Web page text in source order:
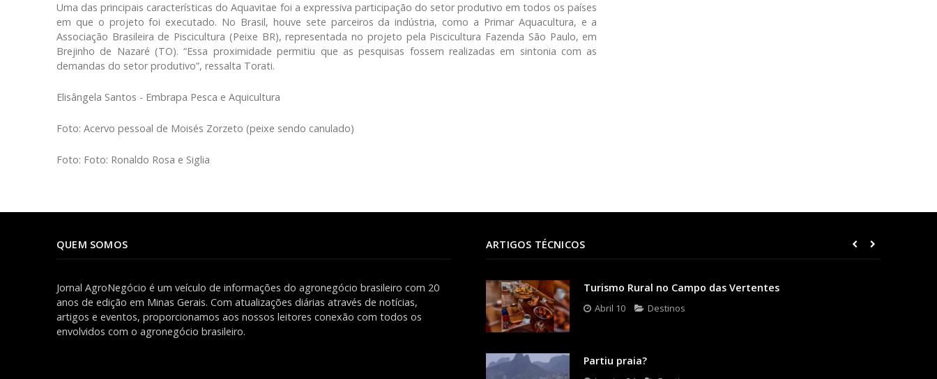
Uma das principais características do Aquavitae foi a expressiva participação do setor produtivo em todos os países
em que o projeto foi executado. No Brasil, houve sete parceiros da indústria, como a Primar Aquacultura, e a
Associação Brasileira de Piscicultura (Peixe BR), representada no projeto pela Piscicultura Fazenda São Paulo, em
Brejinho de Nazaré (TO). “Essa proximidade permitiu que as pesquisas fossem realizadas em sintonia com as
demandas do setor produtivo”, ressalta Torati.
Elisângela Santos - Embrapa Pesca e Aquicultura
Foto: Acervo pessoal de Moisés Zorzeto (peixe sendo canulado)
Foto: Foto: Ronaldo Rosa e Siglia
QUEM SOMOS
Jornal AgroNegócio é um veículo de informações do agronegócio brasileiro com 20
anos de edição em Minas Gerais. Com atualizações diárias através de notícias,
artigos e eventos, proporcionamos aos nossos leitores conexão com todos os
envolvidos com o agronegócio brasileiro.
ARTIGOS TÉCNICOS
Turismo Rural no Campo das Vertentes
Abril 10 Destinos
Partiu praia?